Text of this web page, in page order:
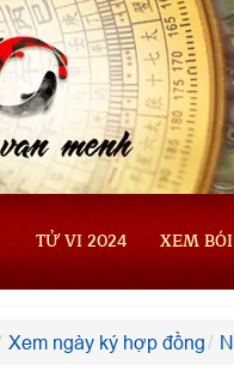
TỬ VI 2024 XEM BÓI
Xem ngày ký hợp đồng